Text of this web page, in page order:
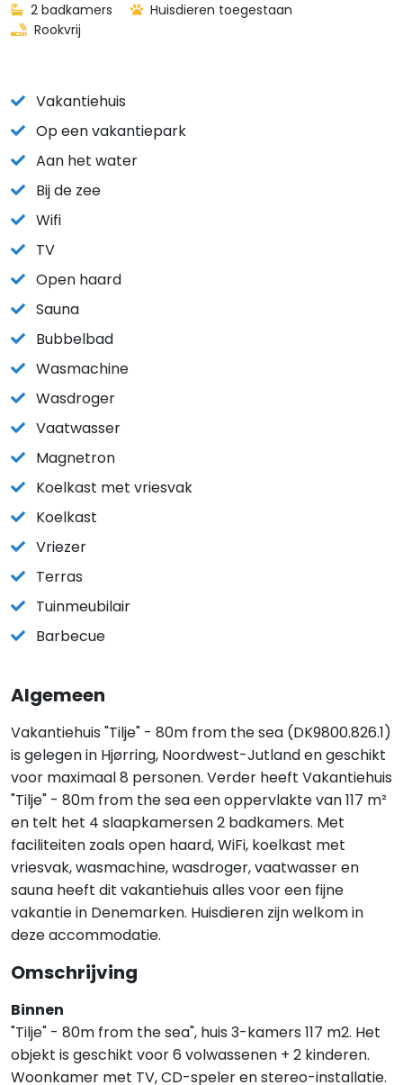
2 badkamers
Huisdieren toegestaan
Rookvrij
Vakantiehuis
Op een vakantiepark
Aan het water
Bij de zee
Wifi
TV
Open haard
Sauna
Bubbelbad
Wasmachine
Wasdroger
Vaatwasser
Magnetron
Koelkast met vriesvak
Koelkast
Vriezer
Terras
Tuinmeubilair
Barbecue
Algemeen
Vakantiehuis "Tilje" - 80m from the sea (DK9800.826.1)
is gelegen in Hjørring, Noordwest-Jutland en geschikt
voor maximaal 8 personen. Verder heeft Vakantiehuis
"Tilje" - 80m from the sea een oppervlakte van 117 m²
en telt het 4 slaapkamersen 2 badkamers. Met
faciliteiten zoals open haard, WiFi, koelkast met
vriesvak, wasmachine, wasdroger, vaatwasser en
sauna heeft dit vakantiehuis alles voor een fijne
vakantie in Denemarken. Huisdieren zijn welkom in
deze accommodatie.
Omschrijving
Binnen
"Tilje" - 80m from the sea", huis 3-kamers 117 m2. Het
objekt is geschikt voor 6 volwassenen + 2 kinderen.
Woonkamer met TV, CD-speler en stereo-installatie.